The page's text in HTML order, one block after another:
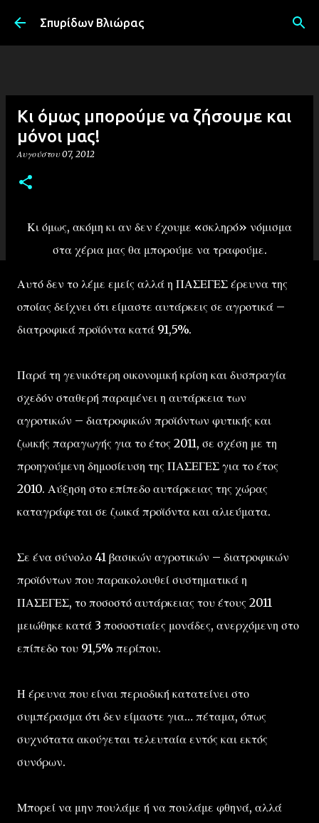
Μετάβαση στο κύριο περιεχόμενο
Σπυρίδων Βλιώρας
Κι όμως μπορούμε να ζήσουμε και
μόνοι μας!
Αυγούστου 07, 2012
Κι όμως, ακόμη κι αν δεν έχουμε «σκληρό» νόμισμα
στα χέρια μας θα μπορούμε να τραφούμε.
Αυτό δεν το λέμε εμείς αλλά η ΠΑΣΕΓΕΣ έρευνα της
οποίας δείχνει ότι είμαστε αυτάρκεις σε αγροτικά –
διατροφικά προϊόντα κατά 91,5%.
Παρά τη γενικότερη οικονομική κρίση και δυσπραγία
σχεδόν σταθερή παραμένει η αυτάρκεια των
αγροτικών – διατροφικών προϊόντων φυτικής και
ζωικής παραγωγής για το έτος 2011, σε σχέση με τη
προηγούμενη δημοσίευση της ΠΑΣΕΓΕΣ για το έτος
2010. Αύξηση στο επίπεδο αυτάρκειας της χώρας
καταγράφεται σε ζωικά προϊόντα και αλιεύματα.
Σε ένα σύνολο 41 βασικών αγροτικών – διατροφικών
προϊόντων που παρακολουθεί συστηματικά η
ΠΑΣΕΓΕΣ, το ποσοστό αυτάρκειας του έτους 2011
μειώθηκε κατά 3 ποσοστιαίες μονάδες, ανερχόμενη στο
επίπεδο του 91,5% περίπου.
Η έρευνα που είναι περιοδική κατατείνει στο
συμπέρασμα ότι δεν είμαστε για… πέταμα, όπως
συχνότατα ακούγεται τελευταία εντός και εκτός
συνόρων.
Μπορεί να μην πουλάμε ή να πουλάμε φθηνά, αλλά